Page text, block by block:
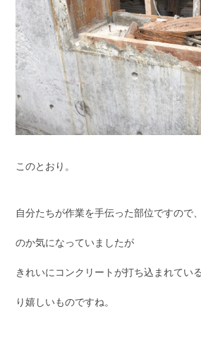
このとおり。
自分たちが作業を手伝った部位ですので
のか気になっていましたが
きれいにコンクリートが打ち込まれてい
り嬉しいものですね。